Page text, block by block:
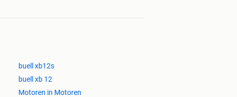
buell xb12s
buell xb 12
Motoren in Motoren